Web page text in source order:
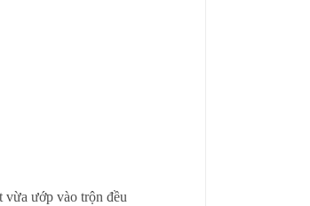
vừa ướp vào trộn đều